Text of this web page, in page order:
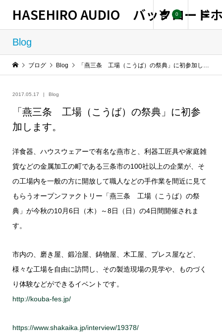
HASEHIRO AUDIO バックロード
0
Blog
ブログ Blog 「燕三条 工場（こうば）の祭典」に初参加します。
2017.05.17 Blog
「燕三条 工場（こうば）の祭典」に初参
加します。
洋食器、ハウスウェアーで有名な燕市と、利器工匠具や家庭雑
貨などの金属加工の町である三条市の100社以上の企業が、そ
の工場内を一般の方に開放して職人などの手作業を間近に見て
もらうオープンファクトリー「燕三条 工場（こうば）の祭
典」が今秋の10月6日（木）～8日（日）の4日間開催されま
す。
市内の、磨き屋、鍛冶屋、鋳物屋、木工屋、プレス屋など、
様々な工場を自由に訪問し、その製造現場の見学や、ものづく
り体験などができるイベントです。
http://kouba-fes.jp/
https://www.shakaika.jp/interview/19378/